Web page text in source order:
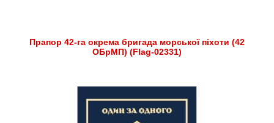
Прапор 42-га окрема бригада морської піхоти (42
ОБрМП) (Flag-02331)